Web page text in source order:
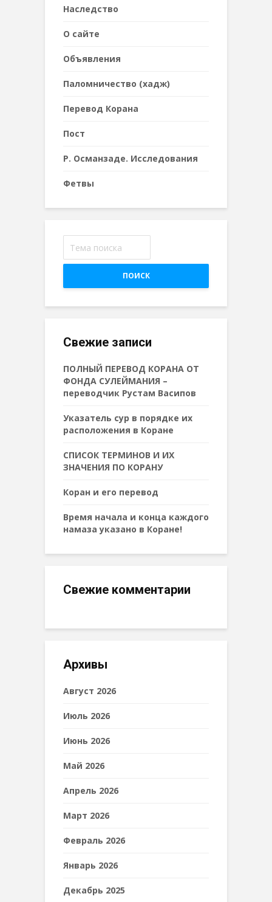
Наследствo
О сайте
Объявления
Паломничество (хадж)
Перевод Корана
Пост
Р. Османзаде. Исследования
Фетвы
ПОИСК
Свежие записи
ПОЛНЫЙ ПЕРЕВОД КОРАНА ОТ
ФОНДА СУЛЕЙМАНИЯ –
переводчик Рустам Васипов
Указатель сур в порядке их
расположения в Коране
СПИСОК ТЕРМИНОВ И ИХ
ЗНАЧЕНИЯ ПО КОРАНУ
Коран и его перевод
Время начала и конца каждого
намаза указано в Коране!
Свежие комментарии
Архивы
Август 2026
Июль 2026
Июнь 2026
Май 2026
Апрель 2026
Март 2026
Февраль 2026
Январь 2026
Декабрь 2025